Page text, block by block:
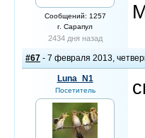
Сообщений: 1257
г. Сарапул
2434 дня назад
#67 - 7 февраля 2013,
Luna_N1
Посетитель